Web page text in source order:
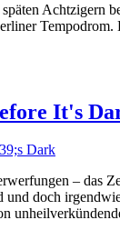
Achtzigern
It's
– das
und doch